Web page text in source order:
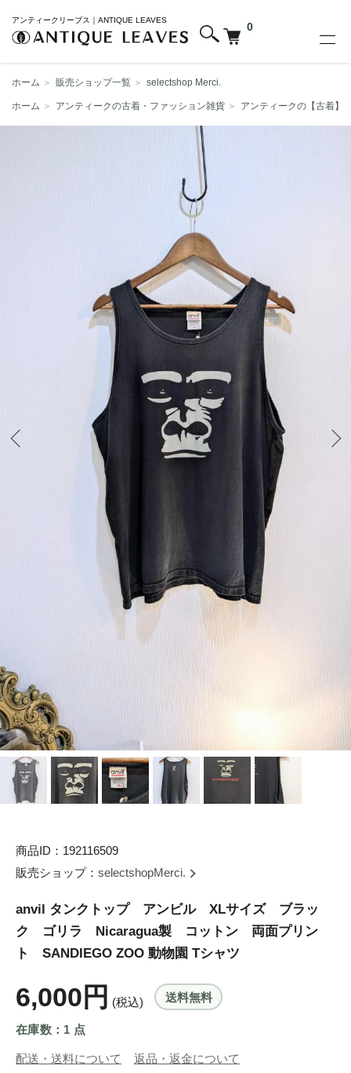
アンティークリーブス｜ANTIQUE LEAVES
0
ホーム ＞ 販売ショップ一覧 ＞ selectshop Merci.
ホーム ＞ アンティークの古着・ファッション雑貨 ＞ アンティークの【古着】
商品ID：192116509
販売ショップ： selectshopMerci.
anvil タンクトップ アンビル XLサイズ ブラッ
ク ゴリラ Nicaragua製 コットン 両面プリン
ト SANDIEGO ZOO 動物園 Tシャツ
6,000円 (税込) 送料無料
在庫数：1 点
配送・送料について
返品・返金について